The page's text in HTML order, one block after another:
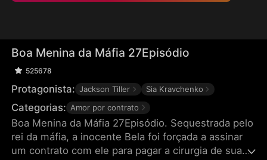
Boa Menina da Máfia 27Episódio
525678
Protagonista: Jackson Tiller Sia Kravchenko
Categorias: Amor por contrato
Boa Menina da Máfia 27Episódio. Sequestrada pelo
rei da máfia, a inocente Bela foi forçada a assinar
um contrato com ele para pagar a cirurgia de sua